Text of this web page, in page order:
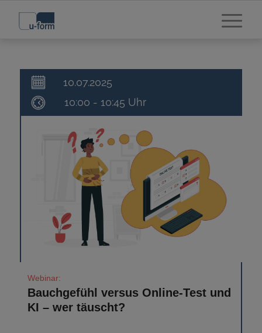
10.07.2025
10:00 - 10:45
Bauchgefühl versus Online-Test und
KI – wer täuscht?